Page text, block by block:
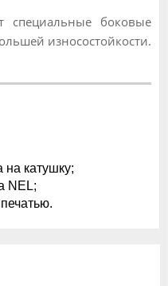
специальные боковые
износостойкости.
на катушку;
NEL;